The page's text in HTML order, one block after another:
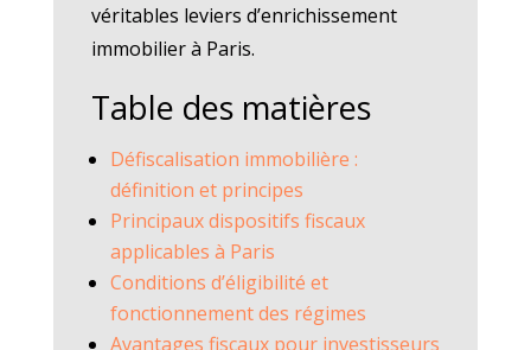
véritables leviers d’enrichissement
immobilier à Paris.
Table des matières
Défiscalisation immobilière :
définition et principes
Principaux dispositifs fiscaux
applicables à Paris
Conditions d’éligibilité et
fonctionnement des régimes
Avantages fiscaux pour investisseurs